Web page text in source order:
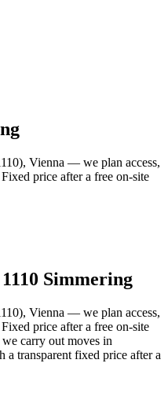
Vienna — we plan access,
price after a free on-site
Simmering
Vienna — we plan access,
price after a free on-site
carry out moves in
a transparent fixed price after a